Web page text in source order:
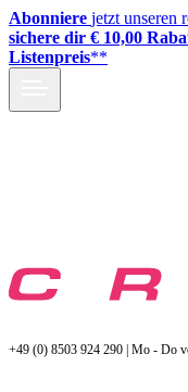
Abonniere jetzt unseren
sichere dir € 10,00
Listenpreis**
+49 (0) 8503 924 290 | Mo - Do